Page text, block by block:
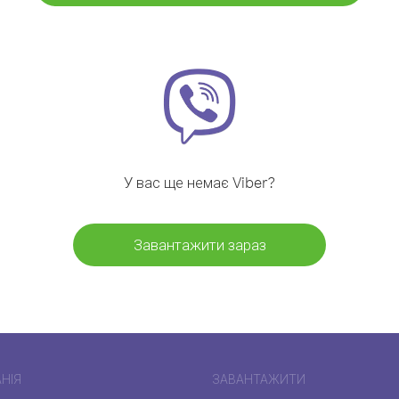
У вас ще немає Viber?
Завантажити зараз
ЗАВАНТАЖИТИ